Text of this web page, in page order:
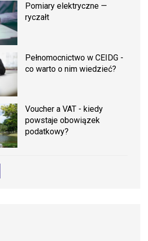
Pomiary elektryczne —
ryczałt
Pełnomocnictwo w CEIDG -
co warto o nim wiedzieć?
Voucher a VAT - kiedy
powstaje obowiązek
podatkowy?